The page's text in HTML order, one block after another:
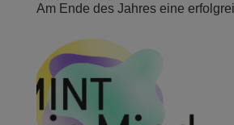
Am Ende des Jahres eine